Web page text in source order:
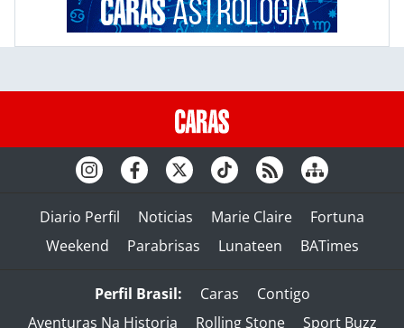
Diario Perfil Noticias Marie Claire
Fortuna
Weekend
Parabrisas Lunateen BATimes
Perfil Brasil: Caras
Contigo
Aventuras Na Historia
Rolling Stone Sport Buzz